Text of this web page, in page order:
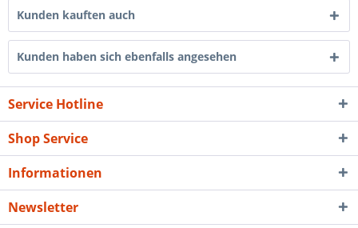
Kunden kauften auch
Kunden haben sich ebenfalls angesehen
Service Hotline
Shop Service
Informationen
Newsletter